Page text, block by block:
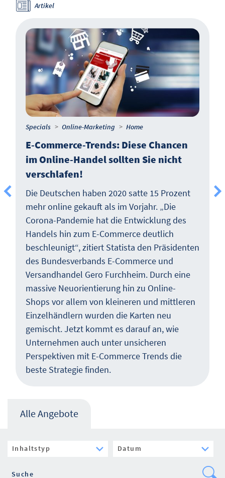
Artikel
Specials Online-Marketing Home
E-Commerce-Trends: Diese Chancen
im Online-Handel sollten Sie nicht
verschlafen!
Die Deutschen haben 2020 satte 15 Prozent
mehr online gekauft als im Vorjahr. „Die
Corona-Pandemie hat die Entwicklung des
Handels hin zum E-Commerce deutlich
beschleunigt“, zitiert Statista den Präsidenten
des Bundesverbands E-Commerce und
Versandhandel Gero Furchheim. Durch eine
massive Neuorientierung hin zu Online-
Shops vor allem von kleineren und mittleren
Einzelhändlern wurden die Karten neu
gemischt. Jetzt kommt es darauf an, wie
Unternehmen auch unter unsicheren
Perspektiven mit E-Commerce Trends die
beste Strategie finden.
Alle Angebote